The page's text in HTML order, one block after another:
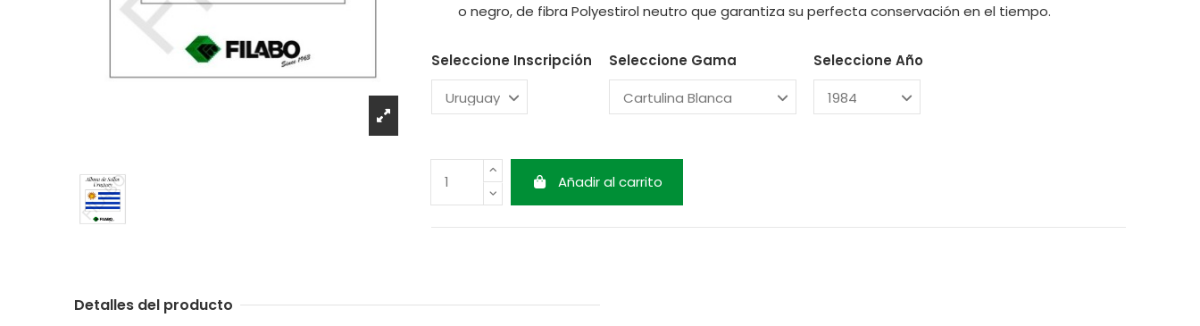
o negro, de fibra Polyestirol neutro que garantiza su perfecta conservación en el tiempo.
Seleccione Inscripción Seleccione Gama Seleccione Año
Añadir al carrito
Detalles del producto